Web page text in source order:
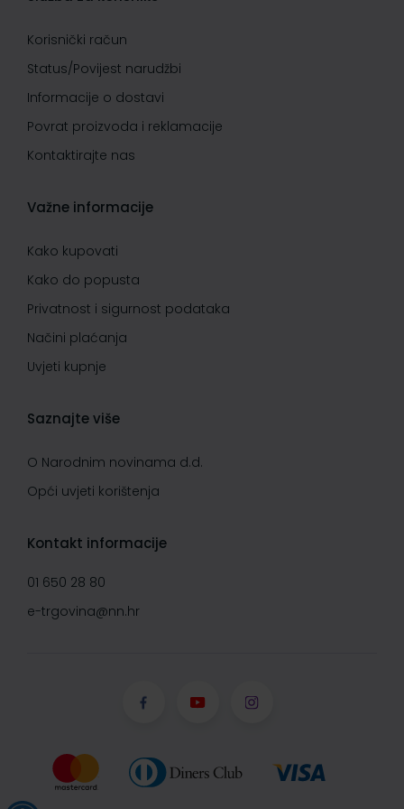
Korisnički račun
Status/Povijest narudžbi
Informacije o dostavi
Povrat proizvoda i reklamacije
Kontaktirajte nas
Važne informacije
Kako kupovati
Kako do popusta
Privatnost i sigurnost podataka
Načini plaćanja
Uvjeti kupnje
Saznajte više
O Narodnim novinama d.d.
Opći uvjeti korištenja
Kontakt informacije
01 650 28 80
e-trgovina@nn.hr